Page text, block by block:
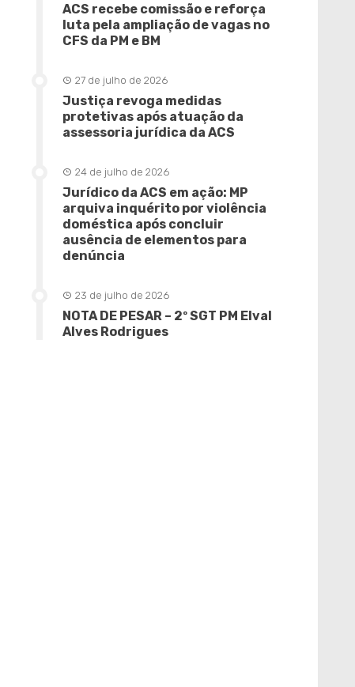
ACS recebe comissão e reforça
luta pela ampliação de vagas no
CFS da PM e BM
27 de julho de 2026
Justiça revoga medidas
protetivas após atuação da
assessoria jurídica da ACS
24 de julho de 2026
Jurídico da ACS em ação: MP
arquiva inquérito por violência
doméstica após concluir
ausência de elementos para
denúncia
23 de julho de 2026
NOTA DE PESAR – 2º SGT PM Elval
Alves Rodrigues